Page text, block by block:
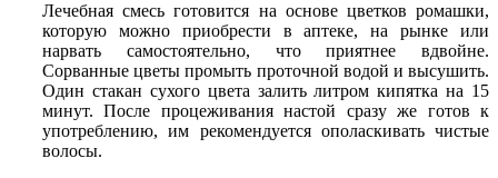
Лечебная смесь готовится на основе цветков ромашки,
которую можно приобрести в аптеке, на рынке или
нарвать самостоятельно, что приятнее вдвойне.
Сорванные цветы промыть проточной водой и высушить.
Один стакан сухого цвета залить литром кипятка на 15
минут. После процеживания настой сразу же готов к
употреблению, им рекомендуется ополаскивать чистые
волосы.